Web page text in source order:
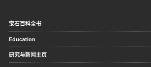
宝石百科全书
Education
研究与新闻主页